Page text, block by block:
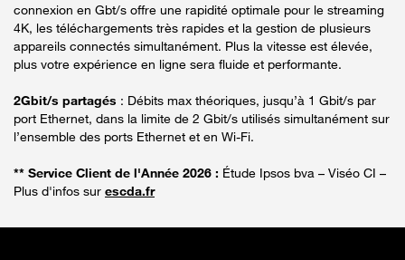
connexion en Gbt/s offre une rapidité optimale pour le streaming
4K, les téléchargements très rapides et la gestion de plusieurs
appareils connectés simultanément. Plus la vitesse est élevée,
plus votre expérience en ligne sera fluide et performante.
2Gbit/s partagés : Débits max théoriques, jusqu’à 1 Gbit/s par
port Ethernet, dans la limite de 2 Gbit/s utilisés simultanément sur
l’ensemble des ports Ethernet et en Wi-Fi.
** Service Client de l'Année 2026 : Étude Ipsos bva – Viséo CI –
Plus d'infos sur escda.fr